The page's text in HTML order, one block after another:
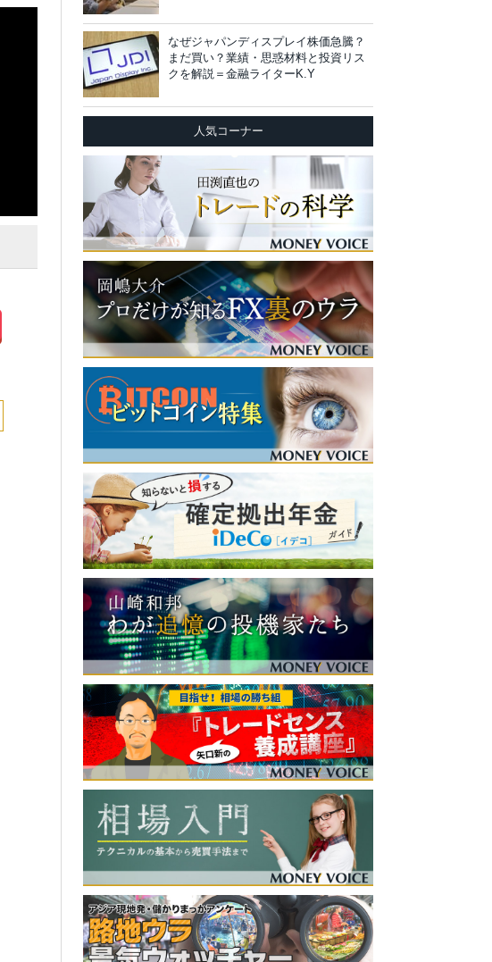
なぜジャパンディスプレイ株価急騰？
まだ買い？業績・思惑材料と投資リス
クを解説＝金融ライターK.Y
人気コーナー